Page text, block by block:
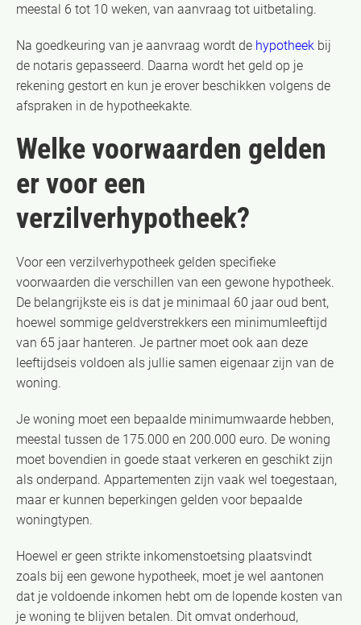
meestal 6 tot 10 weken, van aanvraag tot uitbetaling.
Na goedkeuring van je aanvraag wordt de hypotheek bij
de notaris gepasseerd. Daarna wordt het geld op je
rekening gestort en kun je erover beschikken volgens de
afspraken in de hypotheekakte.
Welke voorwaarden gelden
er voor een
verzilverhypotheek?
Voor een verzilverhypotheek gelden specifieke
voorwaarden die verschillen van een gewone hypotheek.
De belangrijkste eis is dat je minimaal 60 jaar oud bent,
hoewel sommige geldverstrekkers een minimumleeftijd
van 65 jaar hanteren. Je partner moet ook aan deze
leeftijdseis voldoen als jullie samen eigenaar zijn van de
woning.
Je woning moet een bepaalde minimumwaarde hebben,
meestal tussen de 175.000 en 200.000 euro. De woning
moet bovendien in goede staat verkeren en geschikt zijn
als onderpand. Appartementen zijn vaak wel toegestaan,
maar er kunnen beperkingen gelden voor bepaalde
woningtypen.
Hoewel er geen strikte inkomenstoetsing plaatsvindt
zoals bij een gewone hypotheek, moet je wel aantonen
dat je voldoende inkomen hebt om de lopende kosten van
je woning te blijven betalen. Dit omvat onderhoud,